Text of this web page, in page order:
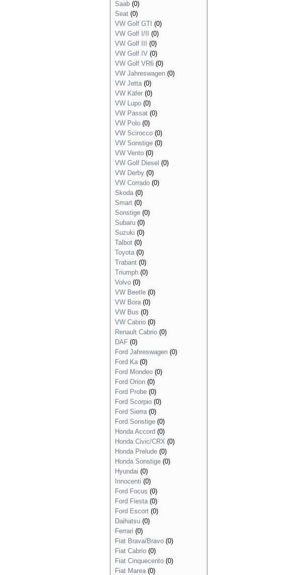
Saab (0)
Seat (0)
VW Golf GTI (0)
VW Golf I/II (0)
VW Golf III (0)
VW Golf IV (0)
VW Golf VR6 (0)
VW Jahreswagen (0)
VW Jetta (0)
VW Käfer (0)
VW Lupo (0)
VW Passat (0)
VW Polo (0)
VW Scirocco (0)
VW Sonstige (0)
VW Vento (0)
VW Golf Diesel (0)
VW Derby (0)
VW Corrado (0)
Skoda (0)
Smart (0)
Sonstige (0)
Subaru (0)
Suzuki (0)
Talbot (0)
Toyota (0)
Trabant (0)
Triumph (0)
Volvo (0)
VW Beetle (0)
VW Bora (0)
VW Bus (0)
VW Cabrio (0)
Renault Cabrio (0)
DAF (0)
Ford Jahreswagen (0)
Ford Ka (0)
Ford Mondeo (0)
Ford Orion (0)
Ford Probe (0)
Ford Scorpio (0)
Ford Sierra (0)
Ford Sonstige (0)
Honda Accord (0)
Honda Civic/CRX (0)
Honda Prelude (0)
Honda Sonstige (0)
Hyundai (0)
Innocenti (0)
Ford Focus (0)
Ford Fiesta (0)
Ford Escort (0)
Daihatsu (0)
Ferrari (0)
Fiat Brava/Bravo (0)
Fiat Cabrio (0)
Fiat Cinquecento (0)
Fiat Marea (0)